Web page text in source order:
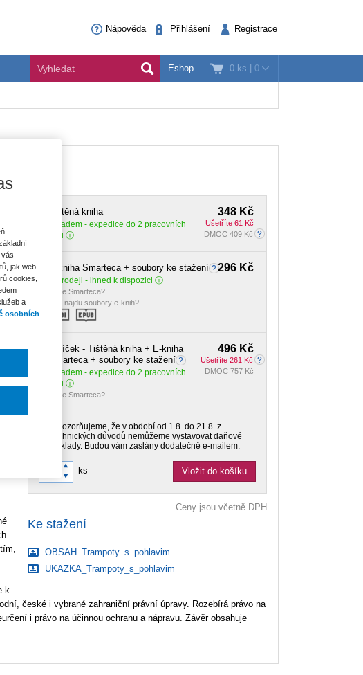
Nápověda Přihlášení Registrace
0 ks | 0
Eshop
lidí
348 Kč
Ušetříte 61 Kč
DMOC 409 Kč
Tištěná kniha
Skladem - expedice do 2 pracovních
dnů
296 Kč
E-kniha Smarteca + soubory ke stažení
V prodeji - ihned k dispozici
Co je Smarteca?
Kde najdu soubory e-knih?
496 Kč
Ušetříte 261 Kč
DMOC 757 Kč
Balíček - Tištěná kniha + E-kniha
Smarteca + soubory ke stažení
Skladem - expedice do 2 pracovních
dnů
Co je Smarteca?
Upozorňujeme, že v období od 1.8. do 21.8. z
technických důvodů nemůžeme vystavovat daňové
doklady. Budou vám zaslány dodatečně e-mailem.
ks Vložit do košíku
Ceny jsou včetně DPH
Ke stažení
OBSAH_Trampoty_s_pohlavim
UKAZKA_Trampoty_s_pohlavim
k
české i vybrané zahraniční právní úpravy. Rozebírá právo na
i právo na účinnou ochranu a nápravu. Závěr obsahuje
jak web
cookies,
a
osobních